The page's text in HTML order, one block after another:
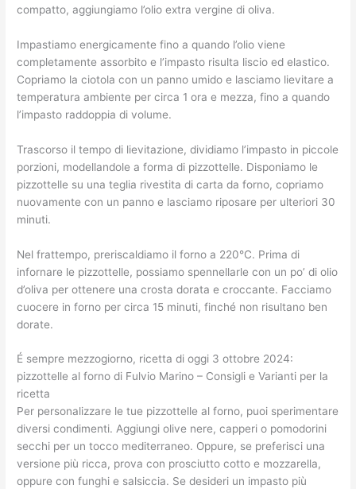
compatto, aggiungiamo l’olio extra vergine di oliva.
Impastiamo energicamente fino a quando l’olio viene
completamente assorbito e l’impasto risulta liscio ed elastico.
Copriamo la ciotola con un panno umido e lasciamo lievitare a
temperatura ambiente per circa 1 ora e mezza, fino a quando
l’impasto raddoppia di volume.
Trascorso il tempo di lievitazione, dividiamo l’impasto in piccole
porzioni, modellandole a forma di pizzottelle. Disponiamo le
pizzottelle su una teglia rivestita di carta da forno, copriamo
nuovamente con un panno e lasciamo riposare per ulteriori 30
minuti.
Nel frattempo, preriscaldiamo il forno a 220°C. Prima di
infornare le pizzottelle, possiamo spennellarle con un po’ di olio
d’oliva per ottenere una crosta dorata e croccante. Facciamo
cuocere in forno per circa 15 minuti, finché non risultano ben
dorate.
É sempre mezzogiorno, ricetta di oggi 3 ottobre 2024:
pizzottelle al forno di Fulvio Marino – Consigli e Varianti per la
ricetta
Per personalizzare le tue pizzottelle al forno, puoi sperimentare
diversi condimenti. Aggiungi olive nere, capperi o pomodorini
secchi per un tocco mediterraneo. Oppure, se preferisci una
versione più ricca, prova con prosciutto cotto e mozzarella,
oppure con funghi e salsiccia. Se desideri un impasto più